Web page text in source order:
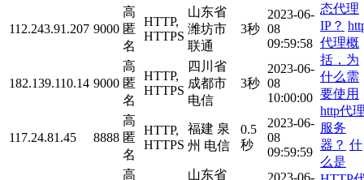
112.243.91.207 9000
高
匿
名
HTTP,
HTTPS
山东省
潍坊市
联通
3秒
2023-06-
08
09:59:58
182.139.110.14 9000
高
匿
名
HTTP,
HTTPS
四川省
成都市
电信
3秒
2023-06-
08
10:00:00
117.24.81.45 8888
高
匿
名
HTTP,
HTTPS
福建 泉
州 电信
0.5
秒
2023-06-
08
09:59:59
高
山东省
2023-06-
态代理
IP？
代理概
括，为
什么需
要使用
http代
服务
器？ 什
么是